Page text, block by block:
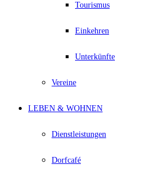
Tourismus
Einkehren
Unterkünfte
Vereine
LEBEN & WOHNEN
Dienstleistungen
Dorfcafé